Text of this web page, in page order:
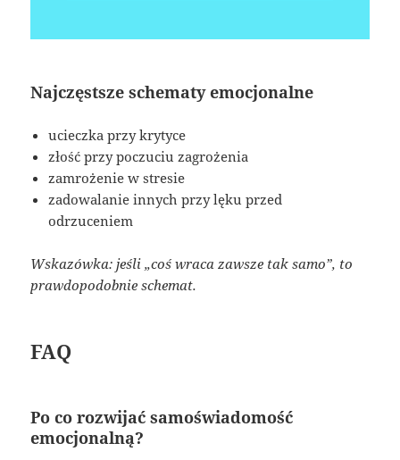
Najczęstsze schematy emocjonalne
ucieczka przy krytyce
złość przy poczuciu zagrożenia
zamrożenie w stresie
zadowalanie innych przy lęku przed
odrzuceniem
Wskazówka: jeśli „coś wraca zawsze tak samo”, to
prawdopodobnie schemat.
FAQ
Po co rozwijać samoświadomość
emocjonalną?